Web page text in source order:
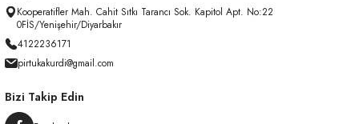
Kooperatifler Mah. Cahit Sıtkı Tarancı Sok. Kapitol Apt. No:22
0FİS/Yenişehir/Diyarbakır
4122236171
pirtukakurdi@gmail.com
Bizi Takip Edin